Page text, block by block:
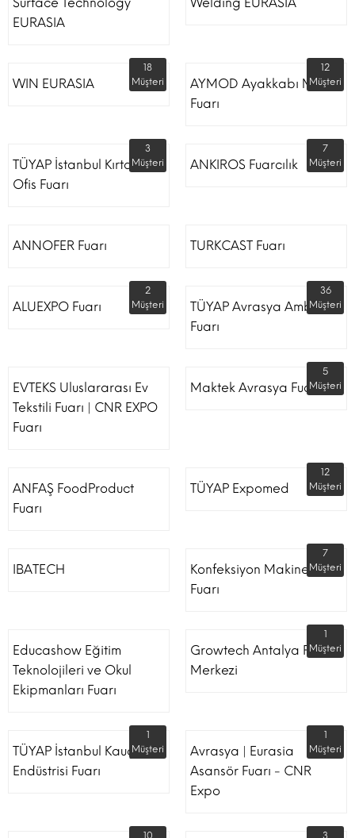
EURASIA
WIN EURASIA
18
Müşteri
AYMOD Ayakkabı Moda
Fuarı
12
Müşteri
TÜYAP İstanbul Kırtasiye
Ofis Fuarı
3
Müşteri
ANKIROS Fuarcılık
7
Müşteri
ANNOFER Fuarı TURKCAST Fuarı
ALUEXPO Fuarı
2
Müşteri
TÜYAP Avrasya Ambalaj
Fuarı
36
Müşteri
EVTEKS Uluslararası Ev
Tekstili Fuarı | CNR EXPO
Fuarı
Maktek Avrasya Fuarı
5
Müşteri
ANFAŞ FoodProduct
Fuarı
TÜYAP Expomed
12
Müşteri
IBATECH
Konfeksiyon Makinesi
Fuarı
7
Müşteri
Educashow Eğitim
Teknolojileri ve Okul
Ekipmanları Fuarı
Growtech Antalya Fuar
Merkezi
1
Müşteri
TÜYAP İstanbul Kauçuk
Endüstrisi Fuarı
1
Müşteri
Avrasya | Eurasia
Asansör Fuarı - CNR
Expo
1
Müşteri
10
3